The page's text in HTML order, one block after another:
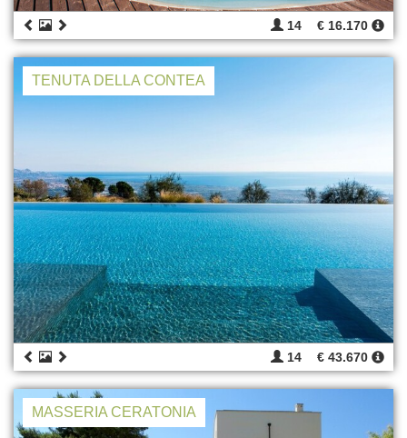
14 € 16.170
TENUTA DELLA CONTEA
14 € 43.670
MASSERIA CERATONIA